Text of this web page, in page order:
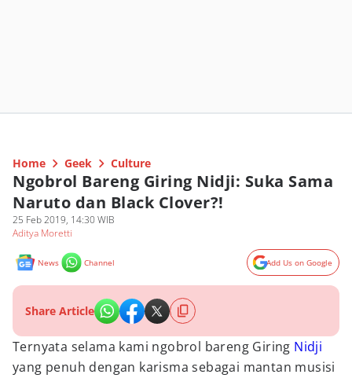
Home Geek Culture
Ngobrol Bareng Giring Nidji: Suka Sama
Naruto dan Black Clover?!
25 Feb 2019, 14:30 WIB
Aditya Moretti
News Channel Add Us on Google
Share Article
Ternyata selama kami ngobrol bareng Giring Nidji
yang penuh dengan karisma sebagai mantan musisi